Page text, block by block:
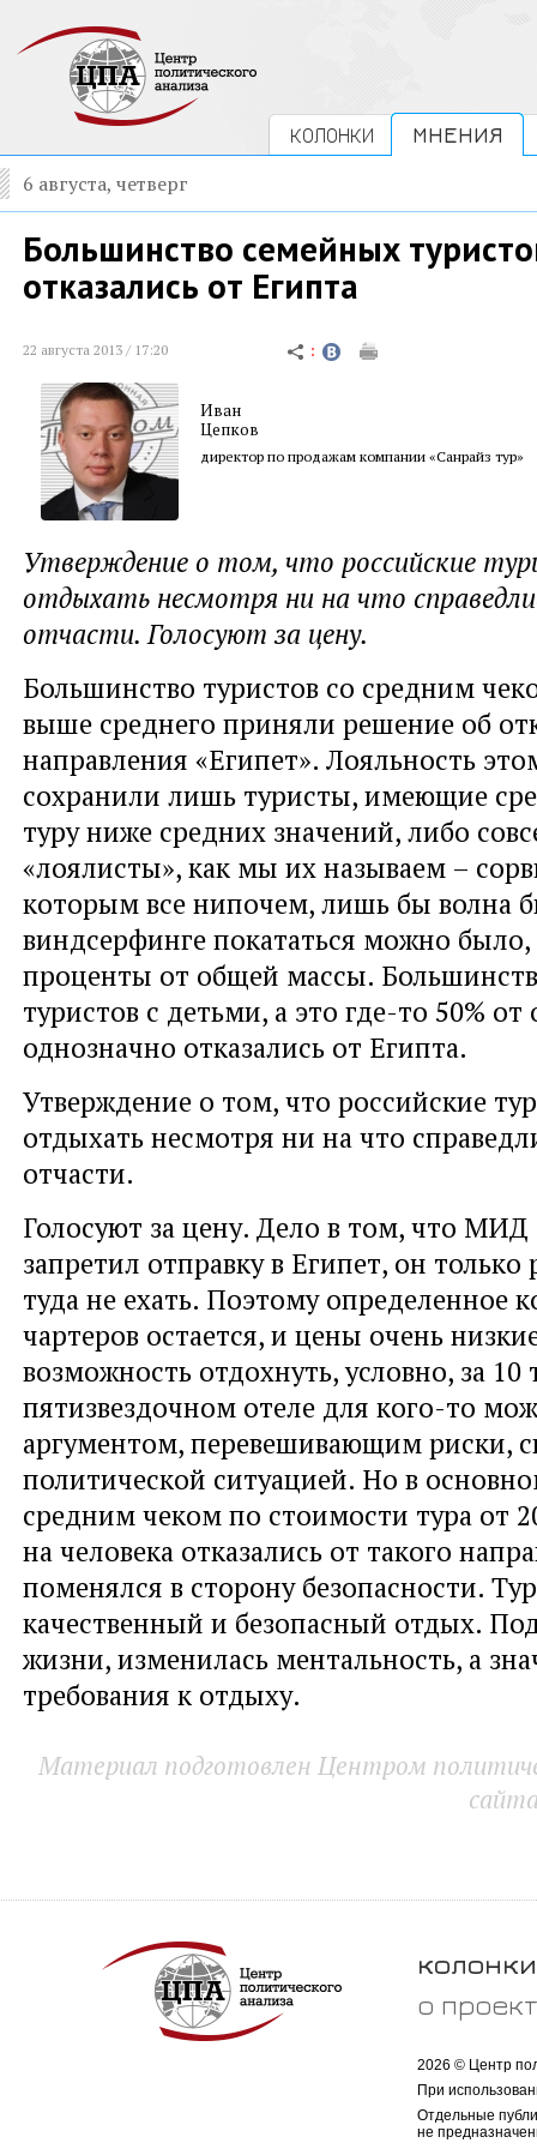
КОЛОНКИ МНЕНИЯ
6 августа, четверг
Большинство семейных
отказались от Египта
22 августа 2013 / 17:20
Иван
Цепков
директор по продажам компании «Санрайз тур»
Утверждение о том, что российские
отдыхать несмотря ни на что
отчасти. Голосуют за цену.
Большинство туристов со средним
выше среднего приняли решение об
направления «Египет». Лояльность
сохранили лишь туристы, имеющие
туру ниже средних значений, либо
«лоялисты», как мы их называем –
которым все нипочем, лишь бы волна
виндсерфинге покататься можно было,
проценты от общей массы.
туристов с детьми, а это где-то 50%
однозначно отказались от Египта.
Утверждение о том, что российские
отдыхать несмотря ни на что
отчасти.
Голосуют за цену. Дело в том, что МИД
запретил отправку в Египет, он
туда не ехать. Поэтому определенное
чартеров остается, и цены очень
возможность отдохнуть, условно, за 10
пятизвездочном отеле для кого-то
аргументом, перевешивающим риски,
политической ситуацией. Но в
средним чеком по стоимости тура от
на человека отказались от такого
поменялся в сторону безопасности.
качественный и безопасный отдых.
жизни, изменилась ментальность, а
требования к отдыху.
Материал подготовлен Центром
колонки
о
2026 © Центр
При
Отдельные
не